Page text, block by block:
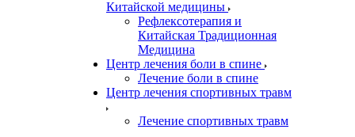
Китайской медицины
Рефлексотерапия и
Китайская Традиционная
Медицина
Центр лечения боли в спине
Лечение боли в спине
Центр лечения спортивных травм
Лечение спортивных травм